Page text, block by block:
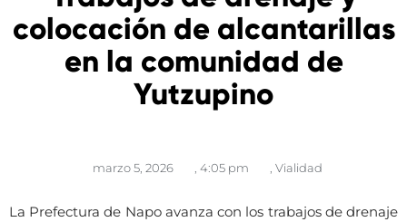
colocación de alcantarillas
en la comunidad de
Yutzupino
marzo 5, 2026 , 4:05 pm , Vialidad
La Prefectura de Napo avanza con los trabajos de drenaje